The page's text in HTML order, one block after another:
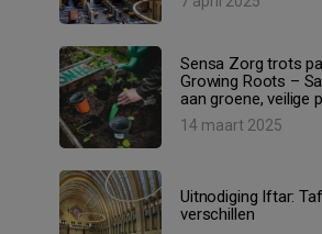
Sensa Zorg trots
Growing Roots –
aan groene, veilige
14 maart 2025
Uitnodiging Iftar:
verschillen